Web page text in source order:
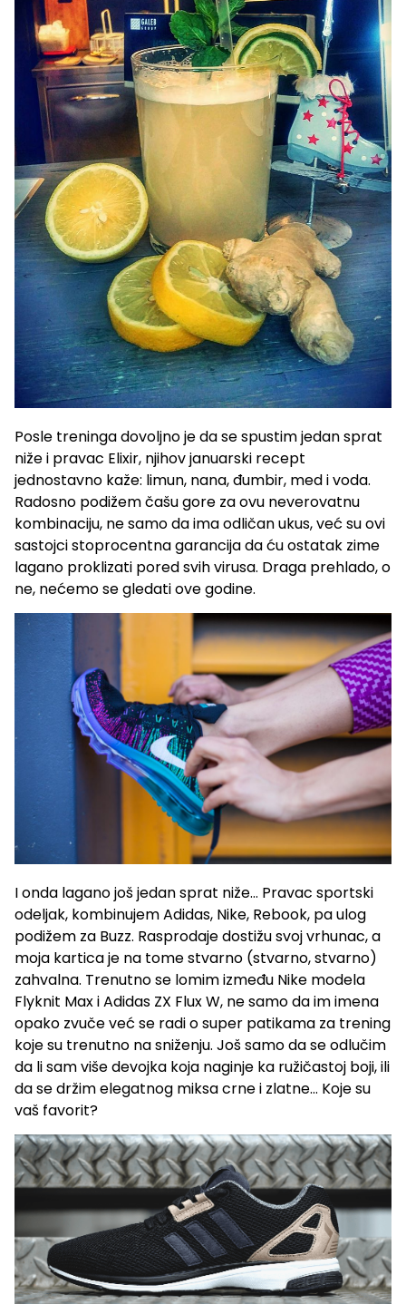
Posle treninga dovoljno je da se spustim jedan sprat
niže i pravac Elixir, njihov januarski recept
jednostavno kaže: limun, nana, đumbir, med i voda.
Radosno podižem čašu gore za ovu neverovatnu
kombinaciju, ne samo da ima odličan ukus, već su ovi
sastojci stoprocentna garancija da ću ostatak zime
lagano proklizati pored svih virusa. Draga prehlado, o
ne, nećemo se gledati ove godine.
I onda lagano još jedan sprat niže… Pravac sportski
odeljak, kombinujem Adidas, Nike, Rebook, pa ulog
podižem za Buzz. Rasprodaje dostižu svoj vrhunac, a
moja kartica je na tome stvarno (stvarno, stvarno)
zahvalna. Trenutno se lomim između Nike modela
Flyknit Max i Adidas ZX Flux W, ne samo da im imena
opako zvuče već se radi o super patikama za trening
koje su trenutno na sniženju. Još samo da se odlučim
da li sam više devojka koja naginje ka ružičastoj boji, ili
da se držim elegatnog miksa crne i zlatne… Koje su
vaš favorit?